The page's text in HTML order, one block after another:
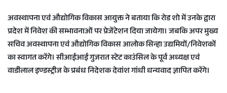
अवस्थापना एवं औद्योगिक विकास आयुक्त ने बताया कि रोड शो में उनके द्वारा
प्रदेश में निवेश की सम्भावनाओं पर प्रेजेंटेशन दिया जायेगा। जबकि अपर मुख्य
सचिव अवस्थापना एवं औद्योगिक विकास आलोक सिन्हा उद्यमियों/निवेशकों
का स्वागत करेंगे। सीआईआई गुजरात स्टेट काउंसिल के पूर्व अध्यक्ष एवं
वाडीलाल इण्डस्ट्रीज के प्रबंध निदेशक देवांश गांधी धन्यवाद ज्ञापित करेंगे।